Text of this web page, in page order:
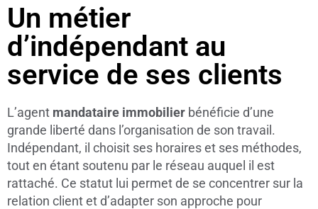
Un métier
d’indépendant au
service de ses clients
L’agent mandataire immobilier bénéficie d’une
grande liberté dans l’organisation de son travail.
Indépendant, il choisit ses horaires et ses méthodes,
tout en étant soutenu par le réseau auquel il est
rattaché. Ce statut lui permet de se concentrer sur la
relation client et d’adapter son approche pour